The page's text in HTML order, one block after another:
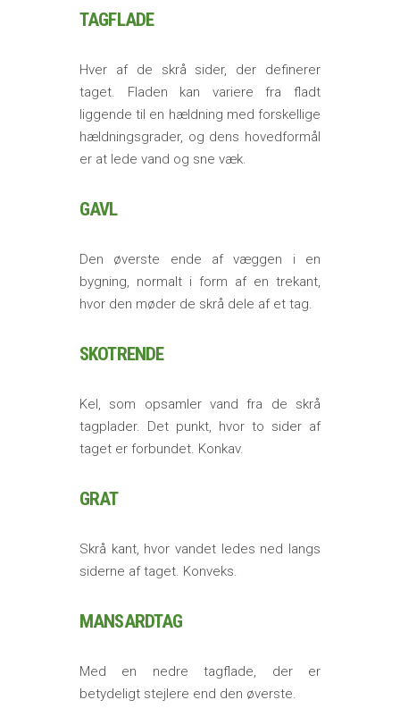
TAGFLADE
Hver af de skrå sider, der definerer
taget. Fladen kan variere fra fladt
liggende til en hældning med forskellige
hældningsgrader, og dens hovedformål
er at lede vand og sne væk.
GAVL
Den øverste ende af væggen i en
bygning, normalt i form af en trekant,
hvor den møder de skrå dele af et tag.
SKOTRENDE
Kel, som opsamler vand fra de skrå
tagplader. Det punkt, hvor to sider af
taget er forbundet. Konkav.
GRAT
Skrå kant, hvor vandet ledes ned langs
siderne af taget. Konveks.
MANSARDTAG
Med en nedre tagflade, der er
betydeligt stejlere end den øverste.